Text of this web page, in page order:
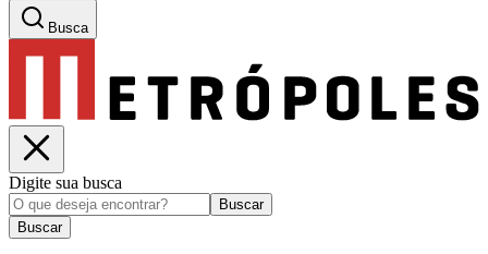
Busca
Digite sua busca
Buscar
Buscar